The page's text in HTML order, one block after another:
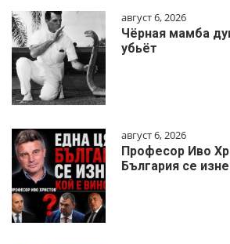
август 6, 2026
Чёрная мамба
убьёт
август 6, 2026
Професор Иво
България се